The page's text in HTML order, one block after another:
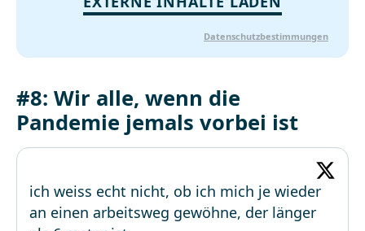
Datenschutzbestimmungen
#8: Wir alle, wenn die
Pandemie jemals vorbei ist
ich weiss echt nicht, ob ich mich je wieder
an einen arbeitsweg gewöhne, der länger